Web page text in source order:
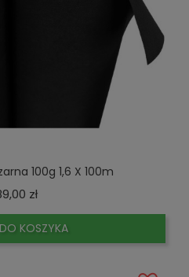
100g 1,6 X 100m
złCena
KOSZYKA